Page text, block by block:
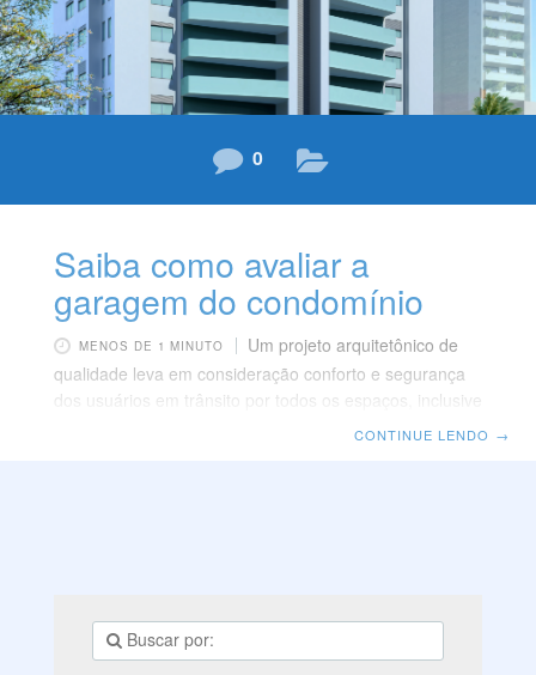
0
Saiba como avaliar a
garagem do condomínio
MENOS DE 1 MINUTO
Um projeto arquitetônico de
qualidade leva em consideração conforto e segurança
dos usuários em trânsito por todos os espaços, inclusive
a área de estacionamento. Encontrar um condomínio
CONTINUE LENDO →